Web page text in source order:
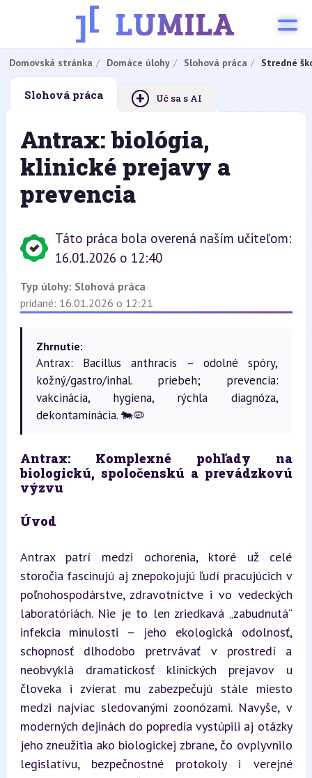
Domovská stránka Domáce úlohy Slohová práca Stredné
Slohová práca + Uč sa s AI
Antrax: biológia,
klinické prejavy a
prevencia
Táto práca bola overená naším učiteľom:
16.01.2026 o 12:40
Typ úlohy: Slohová práca
pridané: 16.01.2026 o 12:21
Zhrnutie:
Antrax: Bacillus anthracis – odolné spóry,
kožný/gastro/inhal. priebeh; prevencia:
vakcinácia, hygiena, rýchla diagnóza,
dekontaminácia. 🐄🦠
Antrax: Komplexné pohľady na
biologickú, spoločenskú a prevádzkovú
výzvu
Úvod
Antrax patrí medzi ochorenia, ktoré už celé
storočia fascinujú aj znepokojujú ľudí pracujúcich v
poľnohospodárstve, zdravotníctve i vo vedeckých
laboratóriách. Nie je to len zriedkavá „zabudnutá“
infekcia minulosti – jeho ekologická odolnosť,
schopnosť dlhodobo pretrvávať v prostredí a
neobvyklá dramatickosť klinických prejavov u
človeka i zvierat mu zabezpečujú stále miesto
medzi najviac sledovanými zoonózami. Navyše, v
moderných dejinách do popredia vystúpili aj otázky
jeho zneužitia ako biologickej zbrane, čo ovplyvnilo
legislatívu, bezpečnostné protokoly i verejné